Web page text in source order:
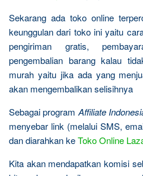
Sekarang ada toko online
keunggulan dari toko ini yaitu
pengiriman gratis,
pengembalian barang kalau
murah yaitu jika ada yang
akan mengembalikan selisihnya
Sebagai program Affiliate
menyebar link (melalui SMS,
dan diarahkan keToko Online
Kita akan mendapatkan komisi